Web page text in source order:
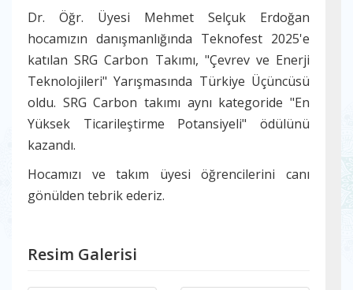
Dr. Öğr. Üyesi Mehmet Selçuk Erdoğan
hocamızın danışmanlığında Teknofest 2025'e
katılan SRG Carbon Takımı, "Çevrev ve Enerji
Teknolojileri" Yarışmasında Türkiye Üçüncüsü
oldu. SRG Carbon takımı aynı kategoride "En
Yüksek Ticarileştirme Potansiyeli" ödülünü
kazandı.
Hocamızı ve takım üyesi öğrencilerini canı
gönülden tebrik ederiz.
Resim Galerisi